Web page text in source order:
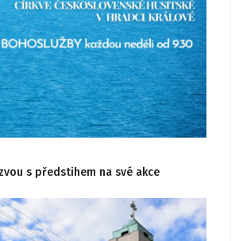
s předstihem na své akce